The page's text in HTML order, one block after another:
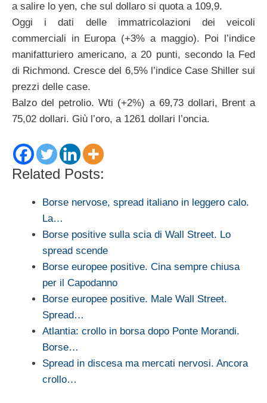
a salire lo yen, che sul dollaro si quota a 109,9.
Oggi i dati delle immatricolazioni dei veicoli
commerciali in Europa (+3% a maggio). Poi l’indice
manifatturiero americano, a 20 punti, secondo la Fed
di Richmond. Cresce del 6,5% l’indice Case Shiller sui
prezzi delle case.
Balzo del petrolio. Wti (+2%) a 69,73 dollari, Brent a
75,02 dollari. Giù l’oro, a 1261 dollari l’oncia.
Related Posts:
Borse nervose, spread italiano in leggero calo.
La…
Borse positive sulla scia di Wall Street. Lo
spread scende
Borse europee positive. Cina sempre chiusa
per il Capodanno
Borse europee positive. Male Wall Street.
Spread…
Atlantia: crollo in borsa dopo Ponte Morandi.
Borse…
Spread in discesa ma mercati nervosi. Ancora
crollo…